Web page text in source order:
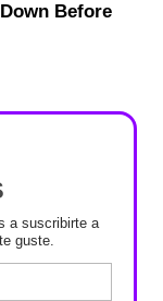
a suscribirte a
guste.